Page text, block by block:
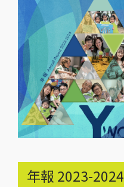
年報 2023-2024